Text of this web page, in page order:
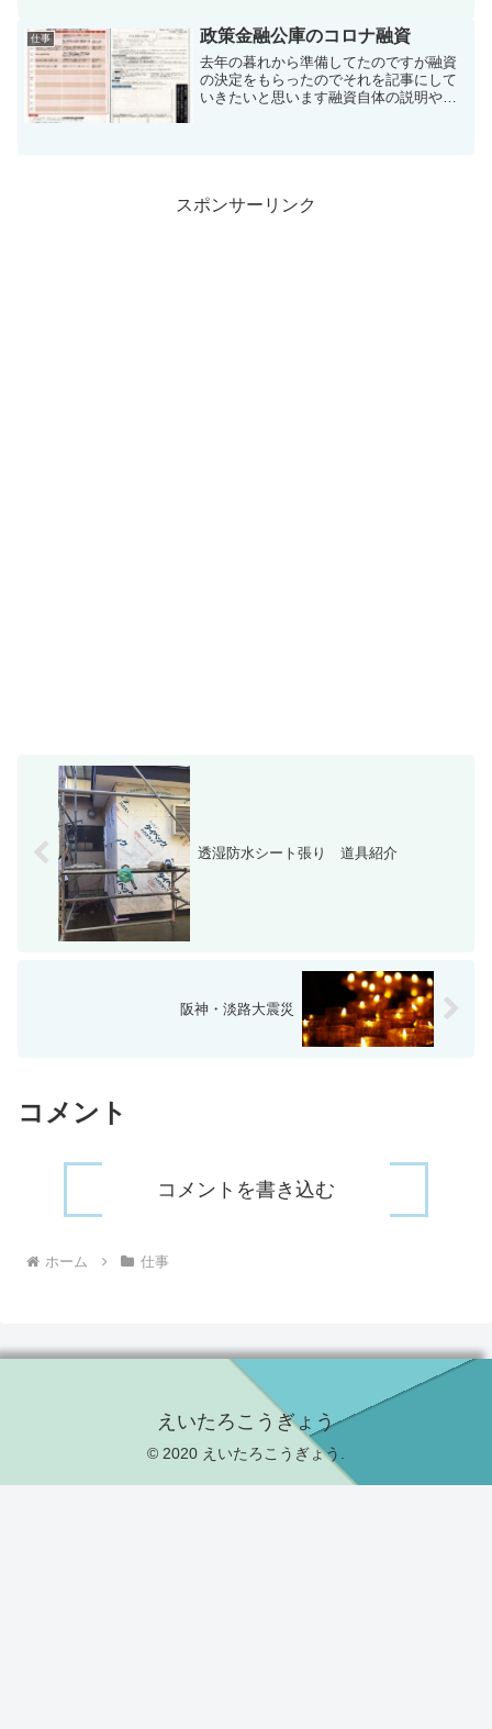
て急遽邪魔にならないとこ...
仕事 政策金融公庫のコロナ融資
去年の暮れから準備してたのですが融資
の決定をもらったのでそれを記事にして
いきたいと思います融資自体の説明や審
スポンサーリンク
透湿防水シート張り 道具紹介
阪神・淡路大震災
コメント
コメントを書き込む
ホーム 仕事
えいたろこうぎょう
© 2020 えいたろこうぎょう.